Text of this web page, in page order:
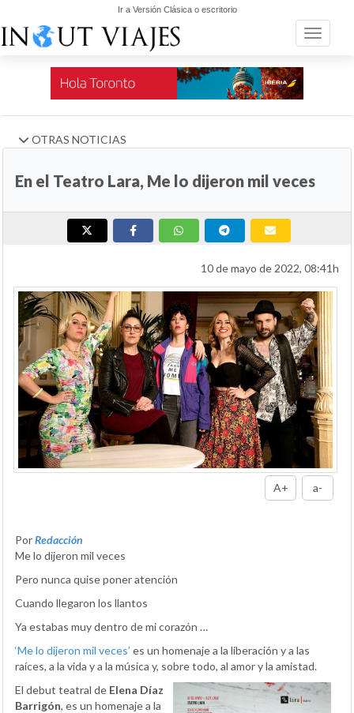
Ir a Versión Clásica o escritorio
Toggle
OTRAS NOTICIAS
En el Teatro Lara, Me lo dijeron mil veces
10 de mayo de 2022, 08:41h
A+ a-
PorRedacción
Me lo dijeron mil veces
Pero nunca quise poner atención
Cuando llegaron los llantos
Ya estabas muy dentro de mi corazón …
‘Me lo dijeron mil veces’ es un homenaje a la liberación y a las
raíces, a la vida y a la música y, sobre todo, al amor y la amistad.
El debut teatral de Elena Díaz
Barrigón, es un homenaje a la